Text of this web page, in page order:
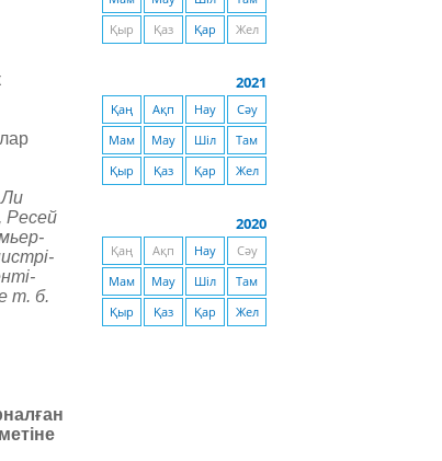
Ресей
т. б.
Қыр
Қаз Қар Жел
2021
Қаң Ақп Нау
Сәу
Мам
Мау Шіл
Там
Қыр
Қаз Қар Жел
2020
Қаң Ақп Нау
Сәу
Мам
Мау Шіл
Там
Қыр
Қаз Қар Жел